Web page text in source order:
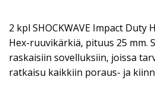
2 kpl SHOCKWAVE Impact Duty
Hex-ruuvikärkiä, pituus 25 mm.
raskaisiin sovelluksiin, joissa
ratkaisu kaikkiin poraus- ja